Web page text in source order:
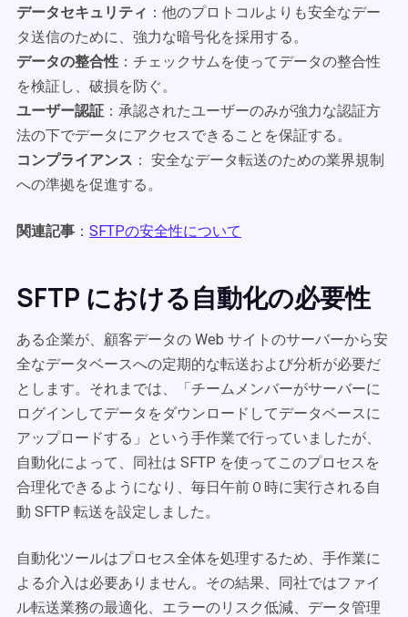
データセキュリティ ：他のプロトコルよりも安全なデー
タ送信のために、強力な暗号化を採用する。
データの整合性 ：チェックサムを使ってデータの整合性
を検証し、破損を防ぐ。
ユーザー認証 ：承認されたユーザーのみが強力な認証方
法の下でデータにアクセスできることを保証する。
コンプライアンス ： 安全なデータ転送のための業界規制
への準拠を促進する。
関連記事 ： SFTPの安全性について
SFTP における自動化の必要性
ある企業が、顧客データの Web サイトのサーバーから安
全なデータベースへの定期的な転送および分析が必要だ
とします。それまでは、「チームメンバーがサーバーに
ログインしてデータをダウンロードしてデータベースに
アップロードする」という手作業で行っていましたが、
自動化によって、同社は SFTP を使ってこのプロセスを
合理化できるようになり、毎日午前０時に実行される自
動 SFTP 転送を設定しました。
自動化ツールはプロセス全体を処理するため、手作業に
よる介入は必要ありません。その結果、同社ではファイ
ル転送業務の最適化、エラーのリスク低減、データ管理